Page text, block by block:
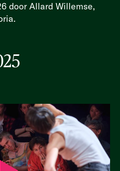
door Allard Willemse,